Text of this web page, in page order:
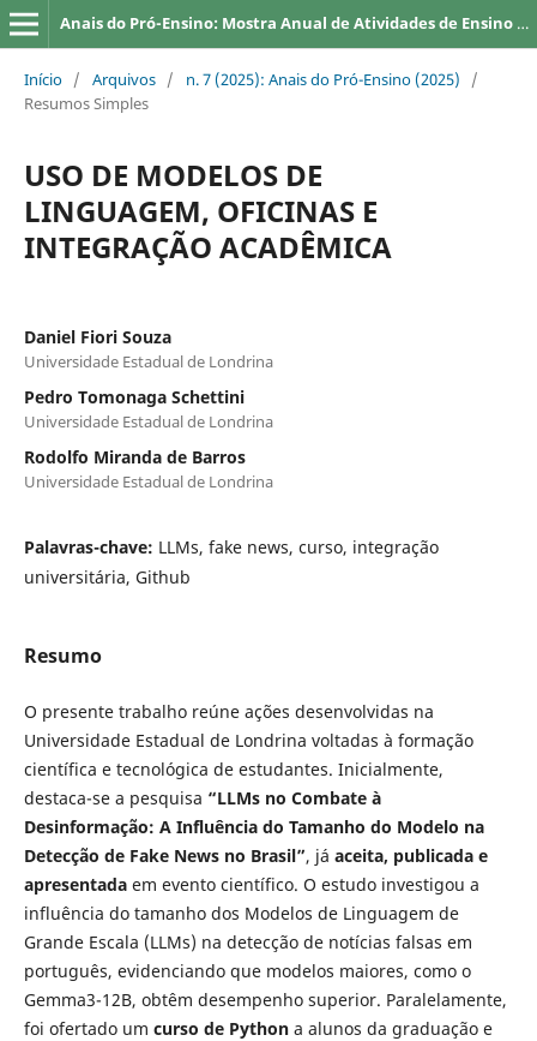
Anais do Pró-Ensino: Mostra Anual de Atividades de Ensino da UEL
Início / Arquivos / n. 7 (2025): Anais do Pró-Ensino (2025)
/
Resumos Simples
USO DE MODELOS DE
LINGUAGEM, OFICINAS E
INTEGRAÇÃO ACADÊMICA
Daniel Fiori Souza
Universidade Estadual de Londrina
Pedro Tomonaga Schettini
Universidade Estadual de Londrina
Rodolfo Miranda de Barros
Universidade Estadual de Londrina
Palavras-chave: LLMs, fake news, curso, integração
universitária, Github
Resumo
O presente trabalho reúne ações desenvolvidas na
Universidade Estadual de Londrina voltadas à formação
científica e tecnológica de estudantes. Inicialmente,
destaca-se a pesquisa “LLMs no Combate à
Desinformação: A Influência do Tamanho do Modelo na
Detecção de Fake News no Brasil”, já aceita, publicada e
apresentadaem evento científico. O estudo investigou a
influência do tamanho dos Modelos de Linguagem de
Grande Escala (LLMs) na detecção de notícias falsas em
português, evidenciando que modelos maiores, como o
Gemma3-12B, obtêm desempenho superior. Paralelamente,
foi ofertado um curso de Pythona alunos da graduação e